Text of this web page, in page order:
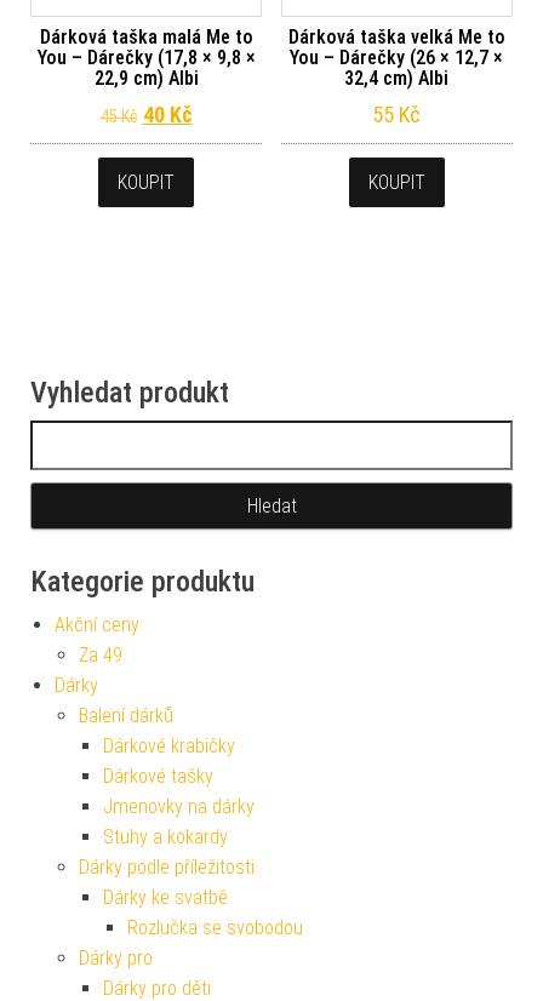
Dárková taška malá Me to
You – Dárečky (17,8 × 9,8 ×
22,9 cm) Albi
45Kč Původní cena byla: 45 Kč.
40 KčAktuální cena je: 40 Kč.
KOUPIT
Dárková taška velká Me to
You – Dárečky (26 × 12,7 ×
32,4 cm) Albi
55 Kč
KOUPIT
Vyhledat produkt
Kategorie produktu
Akční ceny
Za 49
Dárky
Balení dárků
Dárkové krabičky
Dárkové tašky
Jmenovky na dárky
Stuhy a kokardy
Dárky podle příležitosti
Dárky ke svatbě
Rozlučka se svobodou
Dárky pro
Dárky pro děti